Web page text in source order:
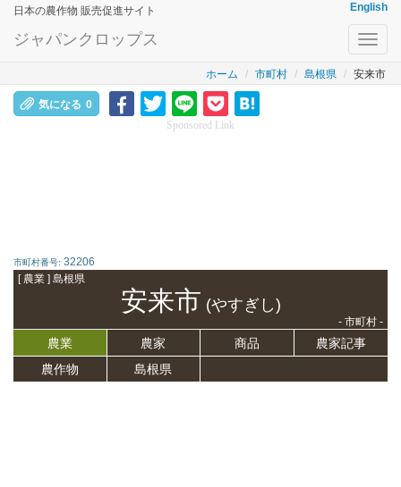
日本の農作物 販売促進サイト English
ジャパンクロップス
ホーム 市町村 島根県 安来市
気になる 0
Sponsored Link
市町村番号: 32206
[ 農業 ] 島根県
安来市 (やすぎし)
- 市町村 -
農業 農家 商品
農家記事
農作物
島根県